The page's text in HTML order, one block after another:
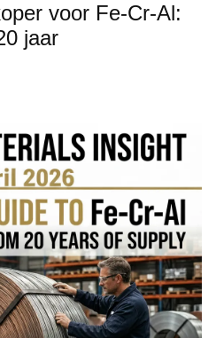
voor Fe-Cr-Al:
jaar